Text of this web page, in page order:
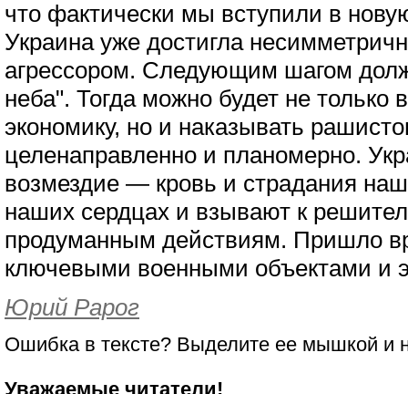
что фактически мы вступили в
Украина уже достигла
агрессором. Следующим шагом
неба". Тогда можно будет не только
экономику, но и наказывать
целенаправленно и планомерно.
возмездие — кровь и страдания
наших сердцах и взывают к
продуманным действиям. Пришло
ключевыми военными объектами и
Юрий Рарог
Ошибка в тексте? Выделите ее мышкой и
Уважаемые читатели!